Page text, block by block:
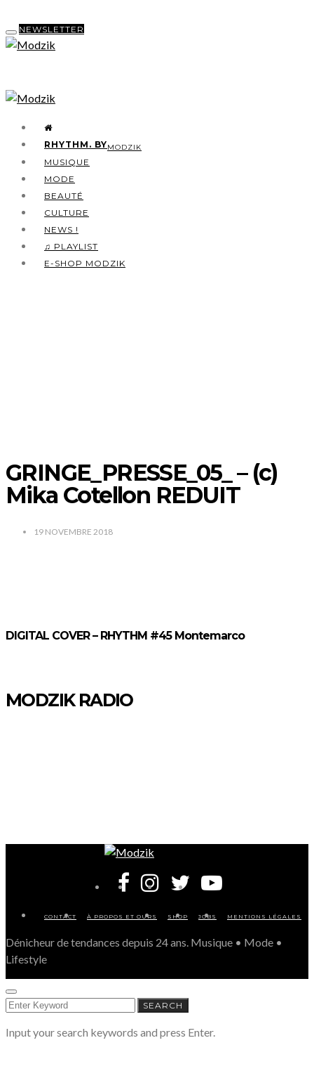
NEWSLETTER
RHYTHM. BYMODZIK
MUSIQUE
MODE
BEAUTÉ
CULTURE
NEWS !
♫ PLAYLIST
E-SHOP MODZIK
GRINGE_PRESSE_05_ – (c)
Mika Cotellon REDUIT
19 NOVEMBRE 2018
DIGITAL COVER – RHYTHM #45 Montemarco
MODZIK RADIO
CONTACT À PROPOS ET OURS SHOP JOBS MENTIONS LÉGALES
Dénicheur de tendances depuis 24 ans. Musique • Mode •
Lifestyle
SEARCH
FOR:
SEARCH
Input your search keywords and press Enter.